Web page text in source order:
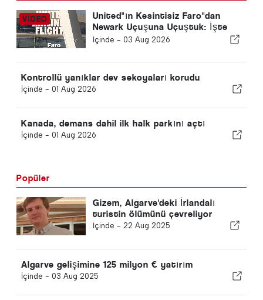
United"ın Kesintisiz Faro"dan
Newark Uçuşuna Uçuştuk: İşte
Ekonomi Gerçekten Nasıl Bir
İçinde - 03 Aug 2026
Kontrollü yanıklar dev sekoyaları korudu
İçinde - 01 Aug 2026
Kanada, demans dahil ilk halk parkını açtı
İçinde - 01 Aug 2026
Popüler
Gizem, Algarve'deki İrlandalı
turistin ölümünü çevreliyor
İçinde - 22 Aug 2025
Algarve gelişimine 125 milyon € yatırım
İçinde - 03 Aug 2025